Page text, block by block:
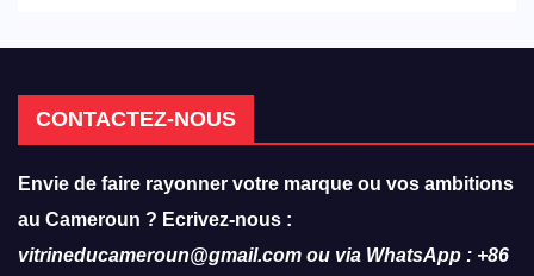
CONTACTEZ-NOUS
Envie de faire rayonner votre marque ou vos ambitions
au Cameroun ? Ecrivez-nous :
vitrineducameroun@gmail.com ou via WhatsApp : +86